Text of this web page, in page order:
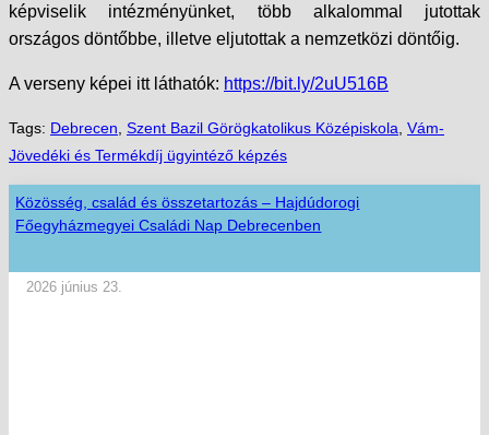
képviselik intézményünket, több alkalommal jutottak
országos döntőbbe, illetve eljutottak a nemzetközi döntőig.
A verseny képei itt láthatók: https://bit.ly/2uU516B
Tags: Debrecen Szent Bazil Görögkatolikus Középiskola Vám-
Jövedéki és Termékdíj ügyintéző képzés
Közösség, család és összetartozás – Hajdúdorogi
Főegyházmegyei Családi Nap Debrecenben
2026 június 23.